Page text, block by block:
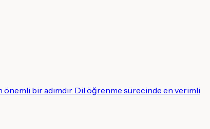
bir adımdır. Dil öğrenme sürecinde en verimli